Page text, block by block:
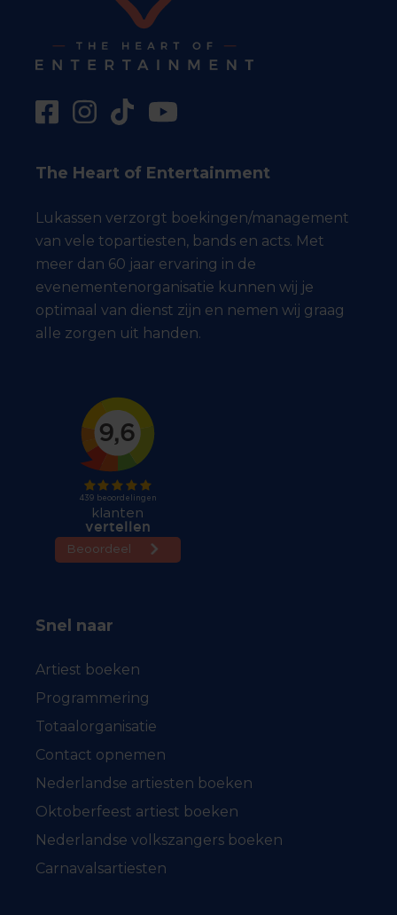
The Heart of Entertainment
Lukassen verzorgt boekingen/management
van vele topartiesten, bands en acts. Met
meer dan 60 jaar ervaring in de
evenementenorganisatie kunnen wij je
optimaal van dienst zijn en nemen wij graag
alle zorgen uit handen.
Snel naar
Artiest boeken
Programmering
Totaalorganisatie
Contact opnemen
Nederlandse artiesten boeken
Oktoberfeest artiest boeken
Nederlandse volkszangers boeken
Carnavalsartiesten